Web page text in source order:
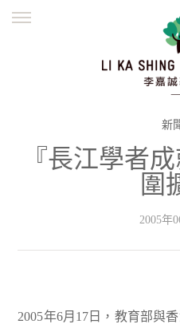
並肩同行
新
『長江學者
圍
2005年
2005年6月17日，教育部與